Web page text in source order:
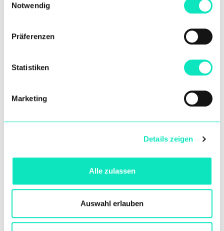
Notwendig
Präferenzen
Statistiken
Marketing
Details zeigen
Alle zulassen
Auswahl erlauben
Management von Abraum
beginnt mit einem Umdenken
und neuen Technologien
Ereignisse zurück zu einer Diskussion, die